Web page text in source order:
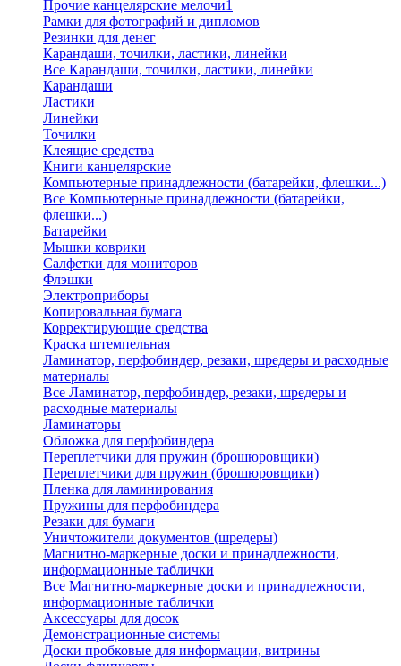
Прочие канцелярские мелочи1
Рамки для фотографий и дипломов
Резинки для денег
Карандаши, точилки, ластики, линейки
Все Карандаши, точилки, ластики, линейки
Карандаши
Ластики
Линейки
Точилки
Клеящие средства
Книги канцелярские
Компьютерные принадлежности (батарейки, флешки...)
Все Компьютерные принадлежности (батарейки,
флешки...)
Батарейки
Мышки коврики
Салфетки для мониторов
Флэшки
Электроприборы
Копировальная бумага
Корректирующие средства
Краска штемпельная
Ламинатор, перфобиндер, резаки, шредеры и расходные
материалы
Все Ламинатор, перфобиндер, резаки, шредеры и
расходные материалы
Ламинаторы
Обложка для перфобиндера
Переплетчики для пружин (брошюровщики)
Переплетчики для пружин (брошюровщики)
Пленка для ламинирования
Пружины для перфобиндера
Резаки для бумаги
Уничтожители документов (шредеры)
Магнитно-маркерные доски и принадлежности,
информационные таблички
Все Магнитно-маркерные доски и принадлежности,
информационные таблички
Аксессуары для досок
Демонстрационные системы
Доски пробковые для информации, витрины